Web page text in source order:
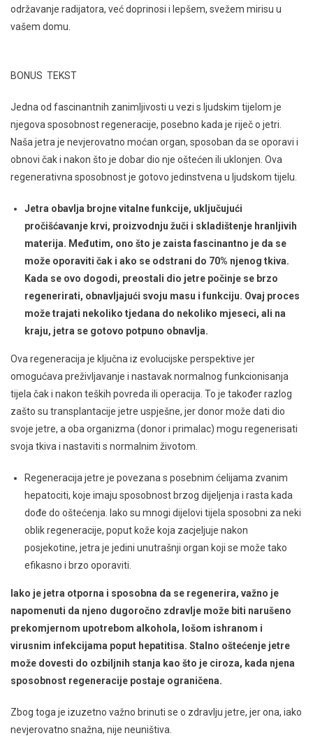
održavanje radijatora, već doprinosi i lepšem, svežem mirisu u
vašem domu.
BONUS TEKST
Jedna od fascinantnih zanimljivosti u vezi s ljudskim tijelom je
njegova sposobnost regeneracije, posebno kada je riječ o jetri.
Naša jetra je nevjerovatno moćan organ, sposoban da se oporavi i
obnovi čak i nakon što je dobar dio nje oštećen ili uklonjen. Ova
regenerativna sposobnost je gotovo jedinstvena u ljudskom tijelu.
Jetra obavlja brojne vitalne funkcije, uključujući
pročišćavanje krvi, proizvodnju žuči i skladištenje hranljivih
materija. Međutim, ono što je zaista fascinantno je da se
može oporaviti čak i ako se odstrani do 70% njenog tkiva.
Kada se ovo dogodi, preostali dio jetre počinje se brzo
regenerirati, obnavljajući svoju masu i funkciju. Ovaj proces
može trajati nekoliko tjedana do nekoliko mjeseci, ali na
kraju, jetra se gotovo potpuno obnavlja.
Ova regeneracija je ključna iz evolucijske perspektive jer
omogućava preživljavanje i nastavak normalnog funkcionisanja
tijela čak i nakon teških povreda ili operacija. To je također razlog
zašto su transplantacije jetre uspješne, jer donor može dati dio
svoje jetre, a oba organizma (donor i primalac) mogu regenerisati
svoja tkiva i nastaviti s normalnim životom.
Regeneracija jetre je povezana s posebnim ćelijama zvanim
hepatociti, koje imaju sposobnost brzog dijeljenja i rasta kada
dođe do oštećenja. Iako su mnogi dijelovi tijela sposobni za neki
oblik regeneracije, poput kože koja zacjeljuje nakon
posjekotine, jetra je jedini unutrašnji organ koji se može tako
efikasno i brzo oporaviti.
Iako je jetra otporna i sposobna da se regenerira, važno je
napomenuti da njeno dugoročno zdravlje može biti narušeno
prekomjernom upotrebom alkohola, lošom ishranom i
virusnim infekcijama poput hepatitisa. Stalno oštećenje jetre
može dovesti do ozbiljnih stanja kao što je ciroza, kada njena
sposobnost regeneracije postaje ograničena.
Zbog toga je izuzetno važno brinuti se o zdravlju jetre, jer ona, iako
nevjerovatno snažna, nije neuništiva.